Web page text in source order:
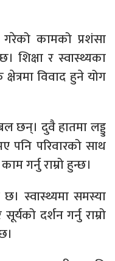
गरेको कामको प्रशंसा
शिक्षा र स्वास्थ्यका
विवाद हुने योग
छन्। दुवै हातमा लड्डु
पनि परिवारको साथ
गर्नु राम्रो हुन्छ।
स्वास्थ्यमा समस्या
दर्शन गर्नु राम्रो